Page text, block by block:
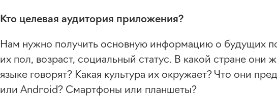
Кто целевая аудитория приложения?
Нам нужно получить основную информацию о будущих
их пол, возраст, социальный статус. В какой стране они
языке говорят? Какая культура их окружает? Что они
или Android? Смартфоны или планшеты?